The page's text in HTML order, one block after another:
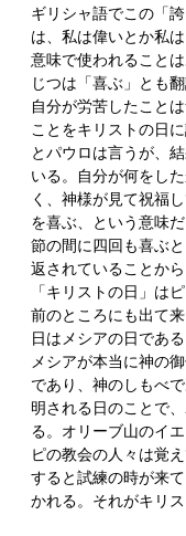
ギリシャ語でこの「
は、私は偉いとか私
意味で使われることは
じつは「喜ぶ」とも翻
自分が労苦したこと
ことをキリストの日
とパウロは言うが、
いる。自分が何をし
く、神様が見て祝福
を喜ぶ、という意味
節の間に四回も喜ぶ
返されていることから
「キリストの日」は
前のところにも出て
日はメシアの日であ
メシアが本当に神の
であり、神のしもべ
明される日のことで
る。オリーブ山のイ
ピの教会の人々は覚
すると試練の時が来
かれる。それがキリス